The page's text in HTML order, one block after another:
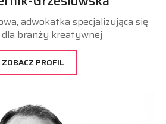
adwokatka specjalizująca się
branży kreatywnej
ZOBACZ PROFIL